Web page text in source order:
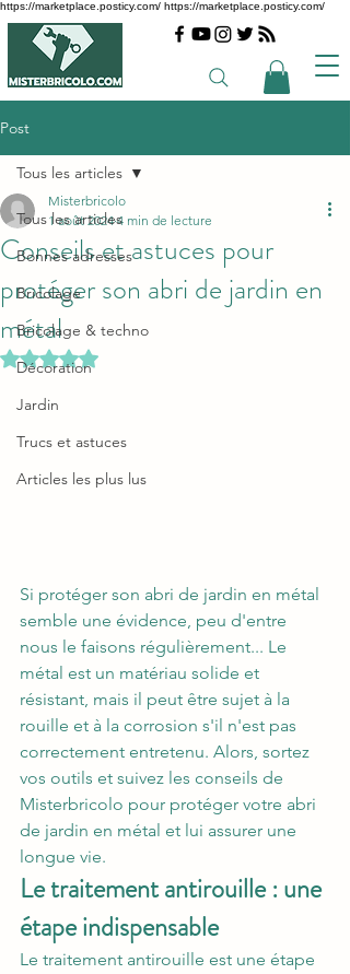
https://marketplace.posticy.com/ https://marketplace.posticy.com/
Post
Tous les articles
Bonnes adresses
Bricolage
Bricolage & techno
Décoration
Jardin
Trucs et astuces
Articles les plus lus
Tous les articles
Conseils et astuces pour
protéger son abri de jardin en
métal
Misterbricolo
1 août 2024 4 min de lecture
Noté NaN étoiles sur 5.
Si protéger son abri de jardin en métal
semble une évidence, peu d'entre
nous le faisons régulièrement... Le
métal est un matériau solide et
résistant, mais il peut être sujet à la
rouille et à la corrosion s'il n'est pas
correctement entretenu. Alors, sortez
vos outils et suivez les conseils de
Misterbricolo pour protéger votre abri
de jardin en métal et lui assurer une
longue vie.
Le traitement antirouille : une
étape indispensable
Le traitement antirouille est une étape